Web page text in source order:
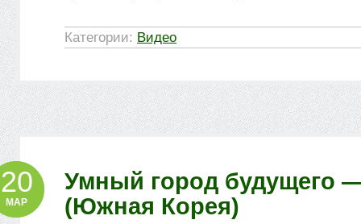
Категории: Видео
Умный город будущего
(Южная Корея)
20
МАР